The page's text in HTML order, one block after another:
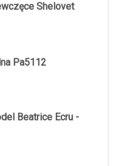
Shelovet
Pa5112
Beatrice Ecru -